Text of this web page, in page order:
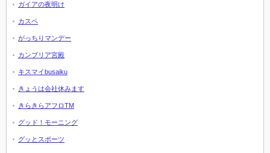
ガイアの夜明け
カスペ
がっちりマンデー
カンブリア宮殿
キスマイbusaiku
きょうは会社休みます
きらきらアフロTM
グッド！モーニング
グッとスポーツ